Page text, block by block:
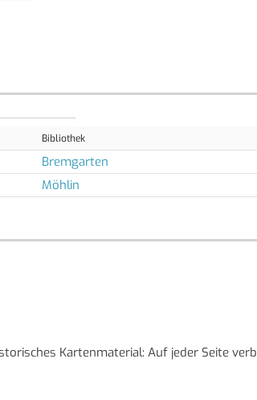
Bibliothek
Bremgarten
Möhlin
Kartenmaterial: Auf jeder Seite